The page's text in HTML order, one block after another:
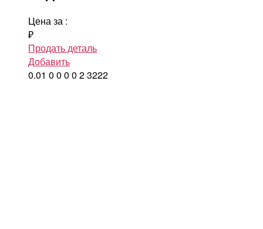
Цена за :
₽
Продать деталь
Добавить
0.01 0 0 0 0 23222